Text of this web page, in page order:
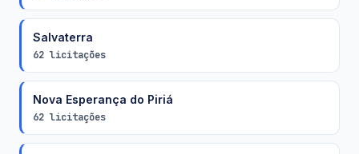
Salvaterra
62 licitações
Nova Esperança do Piriá
62 licitações